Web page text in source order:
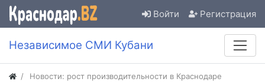
Войти Регистрация
Независимое СМИ Кубани
Новости: рост производительности в Краснодаре